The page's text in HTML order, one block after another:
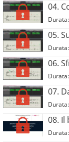
04.
05.
06.
07.
08. Il